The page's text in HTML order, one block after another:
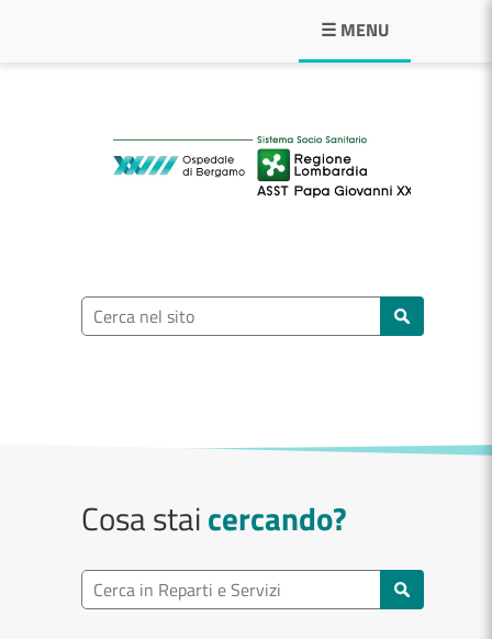
☰ MENU
ASST Papa
Ricerca nel sito
Cosa staicercando?
Ricerca reparto